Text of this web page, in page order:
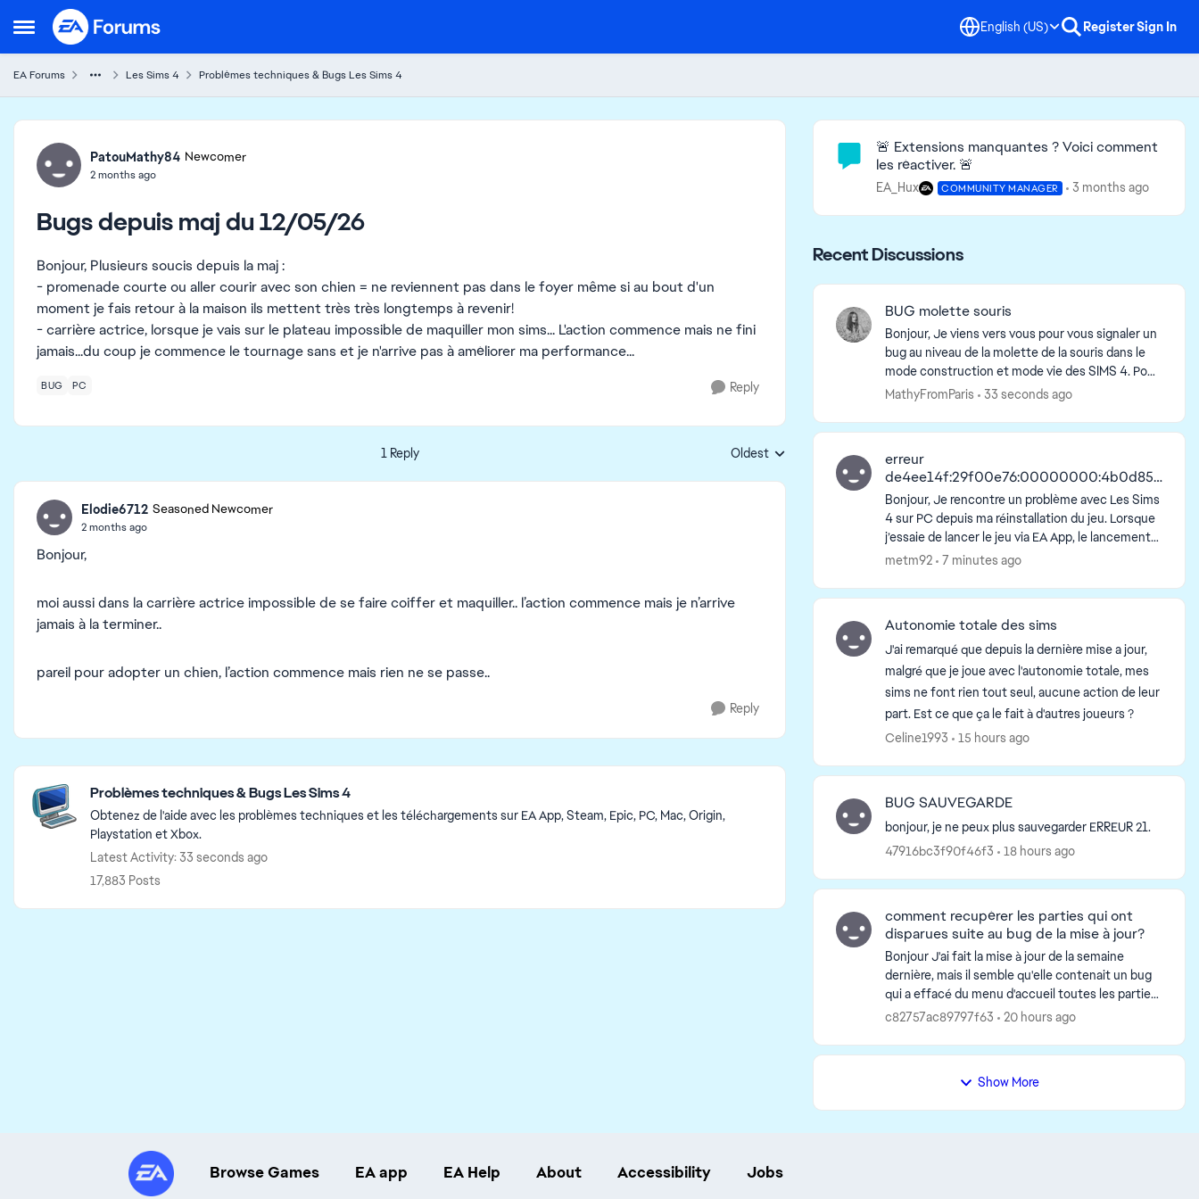
Open Side Menu
Skip to content English (US) RegisterSign In
EA Forums Les Sims 4 Problèmes techniques & Bugs Les Sims 4
Forum Discussion
PatouMathy84 Newcomer
2 months ago
Bugs depuis maj du 12/05/26
Bonjour, Plusieurs soucis depuis la maj :
- promenade courte ou aller courir avec son chien = ne reviennent pas dans le foyer même si au bout d'un
moment je fais retour à la maison ils mettent très très longtemps à revenir!
- carrière actrice, lorsque je vais sur le plateau impossible de maquiller mon sims... L'action commence mais ne fini
jamais...du coup je commence le tournage sans et je n'arrive pas à améliorer ma performance...
BUG PC Reply
1 Reply Replies sorted by
Oldest
Elodie6712 Seasoned Newcomer
2 months ago
Bonjour,
moi aussi dans la carrière actrice impossible de se faire coiffer et maquiller.. l’action commence mais je n’arrive
jamais à la terminer..
pareil pour adopter un chien, l’action commence mais rien ne se passe..
Reply
Featured Places
Problèmes techniques & Bugs Les Sims 4
Obtenez de l'aide avec les problèmes techniques et les téléchargements sur EA App, Steam, Epic, PC, Mac, Origin,
Playstation et Xbox.
Latest Activity: 33 seconds ago
17,883 Posts
Community Highlights
🚨 Extensions manquantes ? Voici comment
les réactiver. 🚨
EA_Hux COMMUNITY MANAGER 3 months ago
Recent Discussions
BUG molette souris
Bonjour, Je viens vers vous pour vous signaler un
bug au niveau de la molette de la souris dans le
mode construction et mode vie des SIMS 4. Pour
information, ma souris fonctionne très bien hors
MathyFromParis 33 seconds ago
erreur
de4ee14f:29f00e76:00000000:4b0d852
b
Bonjour, Je rencontre un problème avec Les Sims
4 sur PC depuis ma réinstallation du jeu. Lorsque
j’essaie de lancer le jeu via EA App, le lancement
échoue et un message apparaît avec le code d’e...
metm92 7 minutes ago
Autonomie totale des sims
J'ai remarqué que depuis la dernière mise a jour,
malgré que je joue avec l'autonomie totale, mes
sims ne font rien tout seul, aucune action de leur
part. Est ce que ça le fait à d'autres joueurs ?
Celine1993
15 hours ago
BUG SAUVEGARDE
bonjour, je ne peux plus sauvegarder ERREUR 21.
47916bc3f90f46f3
18 hours ago
comment recupérer les parties qui ont
disparues suite au bug de la mise à jour?
Bonjour J'ai fait la mise à jour de la semaine
dernière, mais il semble qu'elle contenait un bug
qui a effacé du menu d'accueil toutes les parties
sauf la dernière lancée. Autrement dit mon fils
c82757ac89797f63 20 hours ago
Show More
Browse Games EA app EA Help About Accessibility Jobs